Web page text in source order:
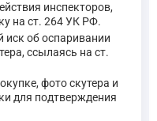
инспекторов,
на ст. 264 УК РФ.
иск об оспаривании
ссылаясь на ст.
фото скутера и
для подтверждения